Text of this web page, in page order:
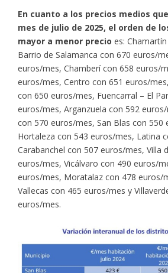
En cuanto a los precios medios
mes de julio de 2025, el orden de
mayor a menor precio es:
Barrio de Salamanca con 670 euros/
euros/mes, Chamberí con 658 euros/
euros/mes, Centro con 651 euros/
con 650 euros/mes, Fuencarral – El
euros/mes, Arganzuela con 592
con 570 euros/mes, San Blas con 550
Hortaleza con 543 euros/mes, Latina
Carabanchel con 507 euros/mes, Villa
euros/mes, Vicálvaro con 490 euros/
euros/mes, Moratalaz con 478 euros/
Vallecas con 465 euros/mes y
euros/mes.